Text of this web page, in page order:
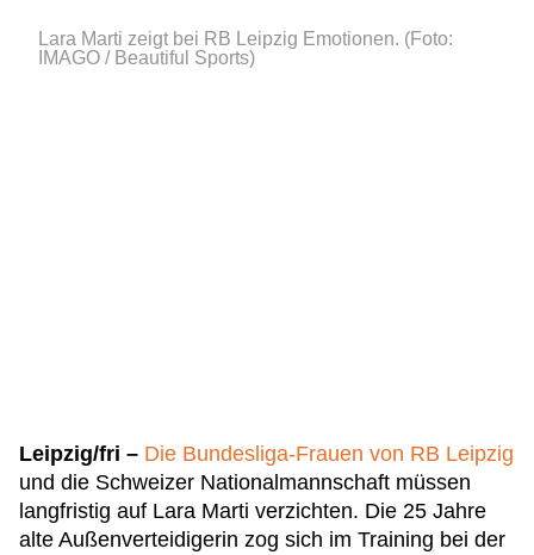
Lara Marti zeigt bei RB Leipzig Emotionen. (Foto:
IMAGO / Beautiful Sports)
Leipzig/fri – Die Bundesliga-Frauen von RB Leipzig
und die Schweizer Nationalmannschaft müssen
langfristig auf Lara Marti verzichten. Die 25 Jahre
alte Außenverteidigerin zog sich im Training bei der